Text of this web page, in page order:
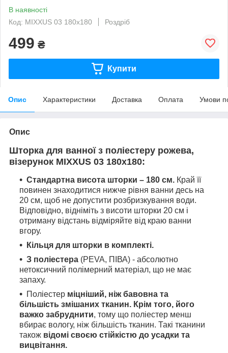
В наявності
Код: MIXXUS 03 180x180
Роздріб
499 ₴
Купити
Опис Характеристики Доставка Оплата Умови
Опис
Шторка для ванної з поліестеру рожева,
візерунок MIXXUS 03 180x180:
Стандартна висота шторки – 180 см. Край її
повинен знаходитися нижче рівня ванни десь на
20 см, щоб не допустити розбризкування води.
Відповідно, відніміть з висоти шторки 20 см і
отриману відстань відміряйте від краю ванни
вгору.
Кільця для шторки в комплекті.
З поліестера (PEVA, ПІВА) - абсолютно
нетоксичний полімерний матеріал, що не має
запаху.
Поліестер міцніший, ніж бавовна та
більшість змішаних тканин. Крім того, його
важко забруднити, тому що поліестер менш
вбирає вологу, ніж більшість тканин. Такі тканини
також відомі своєю стійкістю до усадки та
вицвітання.